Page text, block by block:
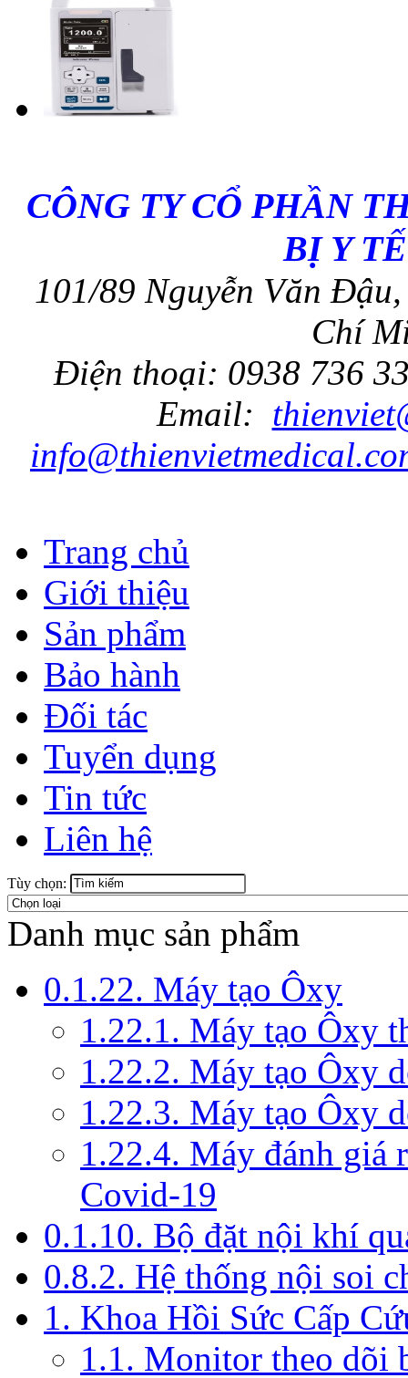
CÔNG TY CỔ PHẦN
BỊ Y
101/89 Nguyễn Văn
Chí
Điện thoại: 0938 736
Email:
Trang chủ
Giới thiệu
Sản phẩm
Bảo hành
Đối tác
Tuyển dụng
Tin tức
Liên hệ
Tùy chọn:
Danh mục sản phẩm
0.1.22. Máy tạo Ôxy
1.22.1. Máy tạo Ôxy
1.22.2. Máy tạo Ôxy
1.22.3. Máy tạo Ôxy
1.22.4. Máy đánh giá
Covid-19
0.1.10. Bộ đặt nội khí
0.8.2. Hệ thống nội soi
1. Khoa Hồi Sức Cấp
1.1. Monitor theo dõi